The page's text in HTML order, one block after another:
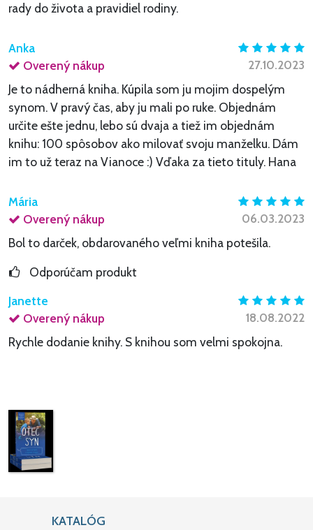
rady do života a pravidiel rodiny.
Anka
Overený nákup
27.10.2023
Je to nádherná kniha. Kúpila som ju mojim dospelým
synom. V pravý čas, aby ju mali po ruke. Objednám
určite ešte jednu, lebo sú dvaja a tiež im objednám
knihu: 100 spôsobov ako milovať svoju manželku. Dám
im to už teraz na Vianoce :) Vďaka za tieto tituly. Hana
Mária
Overený nákup
06.03.2023
Bol to darček, obdarovaného veľmi kniha potešila.
Odporúčam produkt
Janette
Overený nákup
18.08.2022
Rychle dodanie knihy. S knihou som velmi spokojna.
KATALÓG